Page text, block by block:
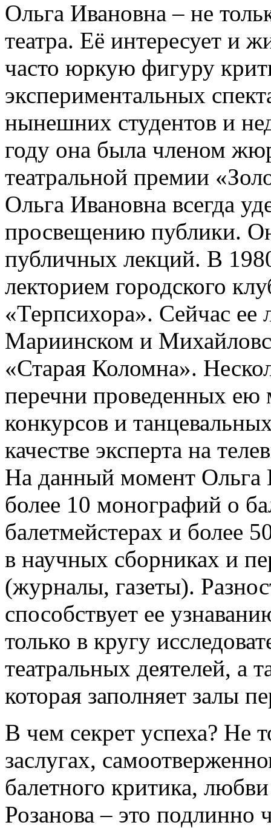
Ольга Ивановна – не
театра. Её интересует и
часто юркую фигуру
экспериментальных
нынешних студентов и
году она была членом
театральной премии
Ольга Ивановна всегда
просвещению публики.
публичных лекций. В
лекторием городского
«Терпсихора». Сейчас
Мариинском и
«Старая Коломна».
перечни проведенных ею
конкурсов и
качестве эксперта на
На данный момент Ольга
более 10 монографий о
балетмейстерах и более
в научных сборниках и
(журналы, газеты).
способствует ее
только в кругу
театральных деятелей, а
которая заполняет залы
В чем секрет успеха? Не
заслугах,
балетного критика,
Розанова – это подлинно